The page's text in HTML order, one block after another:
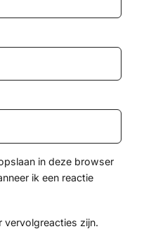
in deze browser
ik een reactie
vervolgreacties zijn.